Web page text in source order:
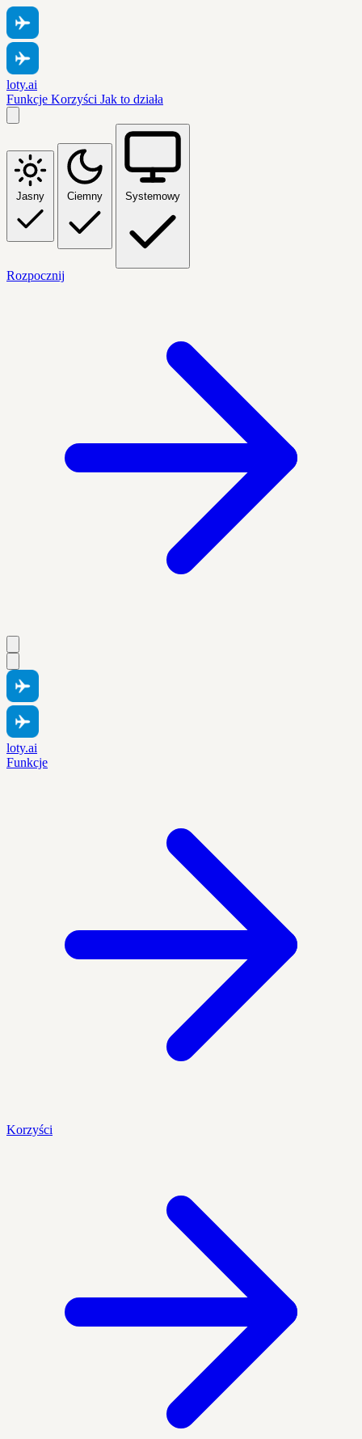
loty.ai
Funkcje Korzyści Jak to działa
Jasny Ciemny Systemowy
Rozpocznij
loty.ai
Funkcje
Korzyści